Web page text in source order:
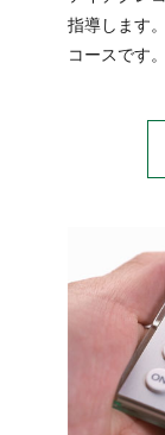
指導します
コースです。